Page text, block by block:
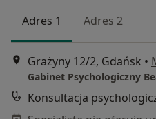
Adres 1 Adres 2
Grażyny 12/2, Gdańsk •
Gabinet Psychologiczny
Konsultacja